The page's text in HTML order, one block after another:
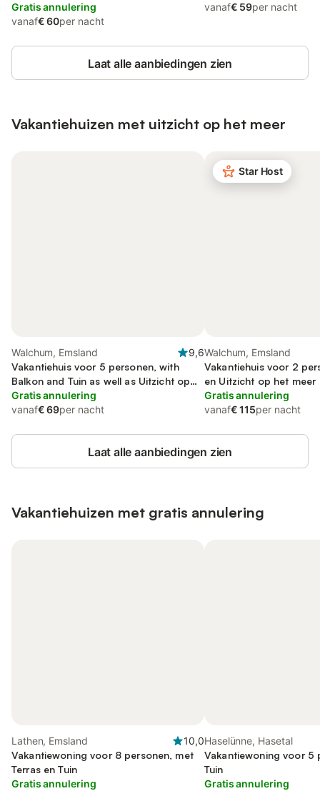
Gratis annulering
vanaf€ 60per nacht
vanaf€ 59per nacht
Laat alle aanbiedingen zien
Vakantiehuizen met uitzicht op het meer
Walchum, Emsland
9,6
Vakantiehuis voor 5 personen, with
Balkon and Tuin as well as Uitzicht op
het meer
Gratis annulering
vanaf€ 69per nacht
Star Host
Walchum, Emsland
Vakantiehuis voor 2
en Uitzicht op het meer
Gratis annulering
vanaf€ 115per nacht
Laat alle aanbiedingen zien
Vakantiehuizen met gratis annulering
Lathen, Emsland
10,0
Vakantiewoning voor 8 personen, met
Terras en Tuin
Gratis annulering
Haselünne, Hasetal
Vakantiewoning voor 5
Tuin
Gratis annulering